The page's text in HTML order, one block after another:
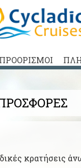
ΠΡΟΟΡΙΣΜΟΙ
κρατήσεις